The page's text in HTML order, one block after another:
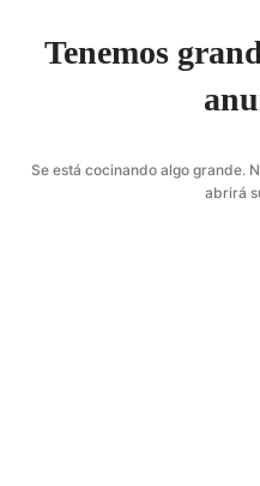
Tenemos
Se está cocinando algo grande.
abrirá